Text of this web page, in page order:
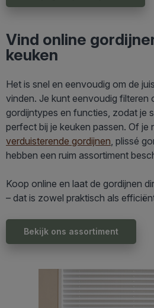
Vind online
keuken
Het is snel en eenvoudig om de
vinden. Je kunt eenvoudig filteren
gordijntypes en functies, zodat je
perfect bij je keuken passen. Of je
verduisterende gordijnen , plissé
hebben een ruim assortiment
Koop online en laat de gordijnen
– dat is zowel praktisch als
Bekijk ons assortiment